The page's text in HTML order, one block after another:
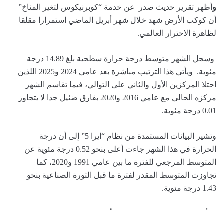
و أظهر تقرير حديث صدر عن خدمة “كوبرنيكوس لتغير المناخ”
أن كوكب الأرض شهد خلال شهر أبريل الماضي استمرارا مقلقا
لظاهرة الاحترار العالمي.
وسجل الشهر متوسط درجة حرارة سطحية بلغ 14.89 درجة
مئوية. ويأتي هذا الترتيب مباشرة بعد عامي 2024 و2025 اللذين
احتلا المركزين الأول والثاني على التوالي، فيما تقاسم الشهر
مركزه الحالي مع عامي 2016 و2020 بفارق ضئيل جدا لا يتجاوز
0.01 درجة مئوية.
وتشير البيانات المستمدة من نظام “ايرا 5” إلى أن درجة
الحرارة في هذا الشهر جاءت أعلى بنحو 0.52 درجة مئوية عن
المتوسط المرجعي للفترة ما بين عامي 1991 و2020، كما
تجاوزت المتوسط المقدر لفترة ما قبل الثورة الصناعية بنحو
1.43 درجة مئوية.